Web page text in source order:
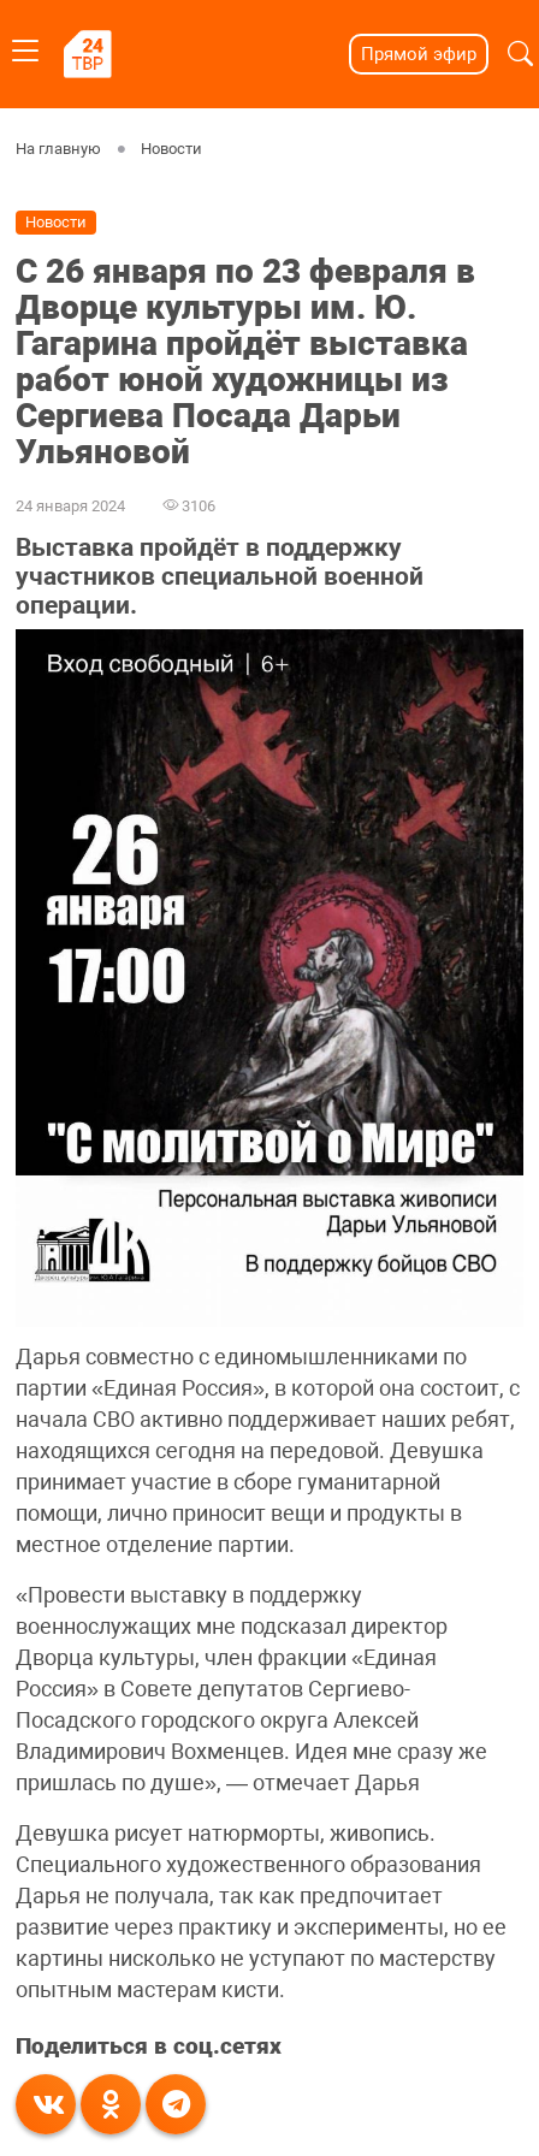
Прямой эфир
На главную Новости
Новости
С 26 января по 23 февраля в
Дворце культуры им. Ю.
Гагарина пройдёт выставка
работ юной художницы из
Сергиева Посада Дарьи
Ульяновой
24 января 2024 3106
Выставка пройдёт в поддержку
участников специальной военной
операции.
Дарья совместно с единомышленниками по
партии «Единая Россия», в которой она состоит, с
начала СВО активно поддерживает наших ребят,
находящихся сегодня на передовой. Девушка
принимает участие в сборе гуманитарной
помощи, лично приносит вещи и продукты в
местное отделение партии.
«Провести выставку в поддержку
военнослужащих мне подсказал директор
Дворца культуры, член фракции «Единая
Россия» в Совете депутатов Сергиево-
Посадского городского округа Алексей
Владимирович Вохменцев. Идея мне сразу же
пришлась по душе», — отмечает Дарья
Девушка рисует натюрморты, живопись.
Специального художественного образования
Дарья не получала, так как предпочитает
развитие через практику и эксперименты, но ее
картины нисколько не уступают по мастерству
опытным мастерам кисти.
Поделиться в соц.сетях